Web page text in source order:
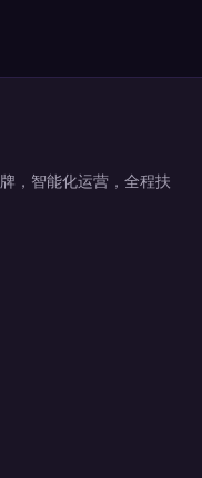
，智能化运营，全程扶